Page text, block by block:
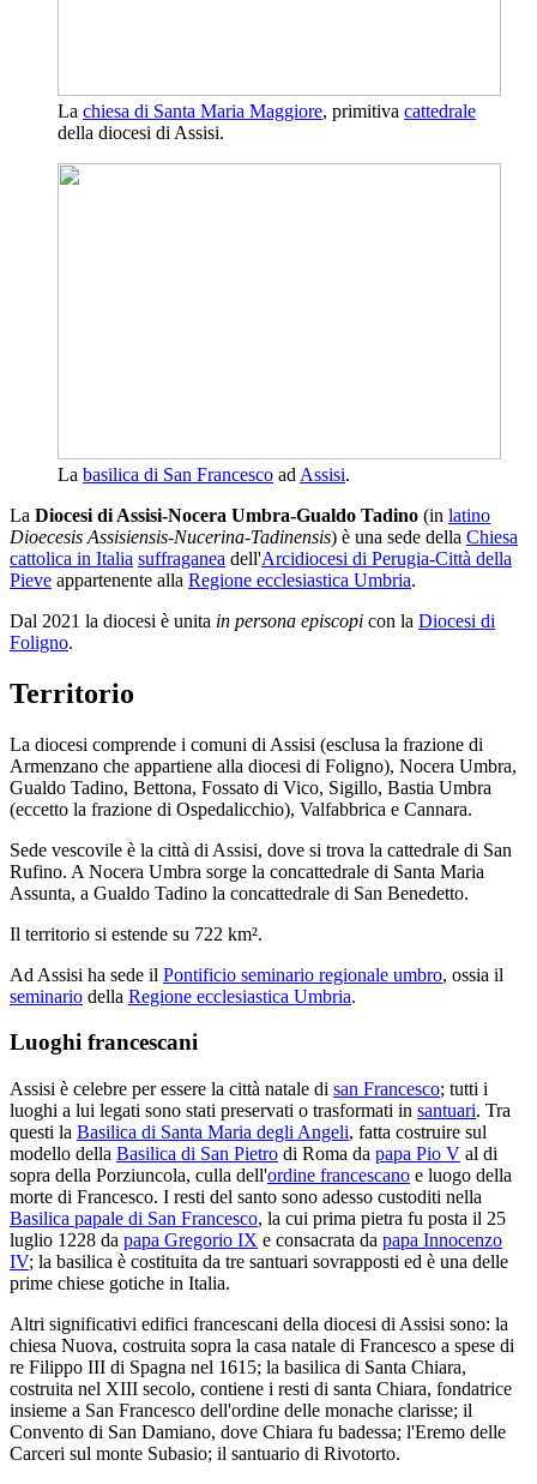
La chiesa di Santa Maria Maggiore, primitiva cattedrale
della diocesi di Assisi.
La basilica di San Francesco ad Assisi.
La Diocesi di Assisi-Nocera Umbra-Gualdo Tadino (in latino
Dioecesis Assisiensis-Nucerina-Tadinensis) è una sede della Chiesa
cattolica in Italia suffraganea dell'Arcidiocesi di Perugia-Città della
Pieve appartenente alla Regione ecclesiastica Umbria.
Dal 2021 la diocesi è unita in persona episcopi con la Diocesi di
Foligno.
Territorio
La diocesi comprende i comuni di Assisi (esclusa la frazione di
Armenzano che appartiene alla diocesi di Foligno), Nocera Umbra,
Gualdo Tadino, Bettona, Fossato di Vico, Sigillo, Bastia Umbra
(eccetto la frazione di Ospedalicchio), Valfabbrica e Cannara.
Sede vescovile è la città di Assisi, dove si trova la cattedrale di San
Rufino. A Nocera Umbra sorge la concattedrale di Santa Maria
Assunta, a Gualdo Tadino la concattedrale di San Benedetto.
Il territorio si estende su 722 km².
Ad Assisi ha sede il Pontificio seminario regionale umbro, ossia il
seminario della Regione ecclesiastica Umbria.
Luoghi francescani
Assisi è celebre per essere la città natale di san Francesco; tutti i
luoghi a lui legati sono stati preservati o trasformati in santuari. Tra
questi la Basilica di Santa Maria degli Angeli, fatta costruire sul
modello della Basilica di San Pietro di Roma da papa Pio V al di
sopra della Porziuncola, culla dell'ordine francescano e luogo della
morte di Francesco. I resti del santo sono adesso custoditi nella
Basilica papale di San Francesco, la cui prima pietra fu posta il 25
luglio 1228 da papa Gregorio IX e consacrata da papa Innocenzo
IV; la basilica è costituita da tre santuari sovrapposti ed è una delle
prime chiese gotiche in Italia.
Altri significativi edifici francescani della diocesi di Assisi sono: la
chiesa Nuova, costruita sopra la casa natale di Francesco a spese di
re Filippo III di Spagna nel 1615; la basilica di Santa Chiara,
costruita nel XIII secolo, contiene i resti di santa Chiara, fondatrice
insieme a San Francesco dell'ordine delle monache clarisse; il
Convento di San Damiano, dove Chiara fu badessa; l'Eremo delle
Carceri sul monte Subasio; il santuario di Rivotorto.